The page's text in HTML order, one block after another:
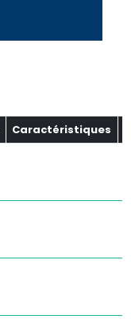
Caractéristiques